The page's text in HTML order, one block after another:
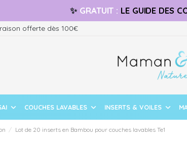
✨ GRATUIT : LE GUIDE DES
offerte dès 100€
COUCHES LAVABLES INSERTS & VOILES
Lot de 20 inserts en Bambou pour couches lavables Te1